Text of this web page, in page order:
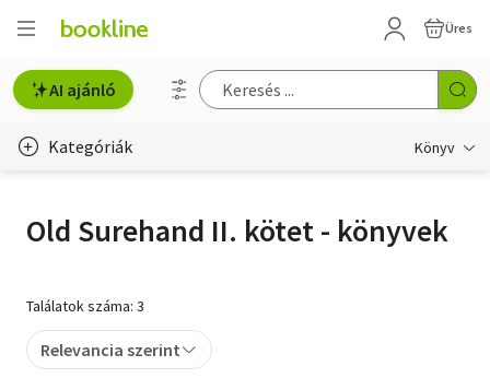
Üres
AI ajánló
Kategóriák Könyv
Erotika
Hobbi, szabadidő
Old Surehand II. kötet - könyvek
Találatok száma: 3
Relevancia szerint